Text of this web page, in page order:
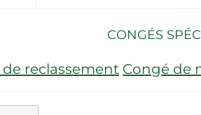
CONGÉS
reclassement Congé de